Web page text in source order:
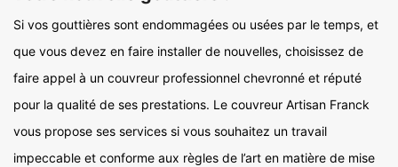
Si vos gouttières sont endommagées ou usées par le temps, et
que vous devez en faire installer de nouvelles, choisissez de
faire appel à un couvreur professionnel chevronné et réputé
pour la qualité de ses prestations. Le couvreur Artisan Franck
vous propose ses services si vous souhaitez un travail
impeccable et conforme aux règles de l’art en matière de mise